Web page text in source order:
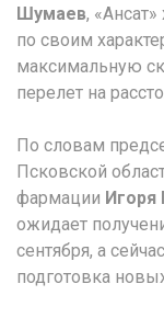
Шумаев,
по своим
максимальную
перелет на
По словам
Псковской
фармации Игоря
ожидает
сентября, а
подготовка